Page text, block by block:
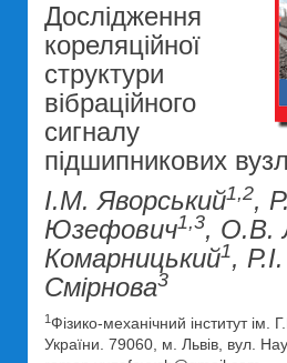
Дослідження
кореляційної
структури
вібраційного
сигналу
підшипникових
І.М. Яворський1,2,
Юзефович1,3, О.В.
Комарницький1,
Смірнова3
1Фізико-механічний інститут
України. 79060, м. Львів, вул.